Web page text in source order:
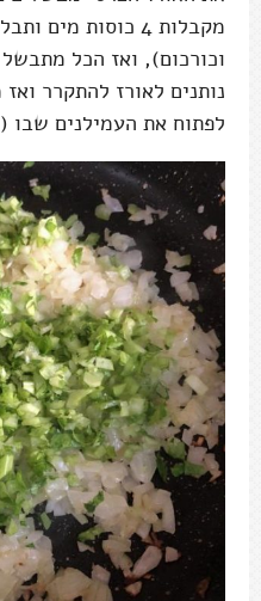
מקבלות 4 כוסות
נותנים לאורז להתקרר
לפתוח את העמילנים